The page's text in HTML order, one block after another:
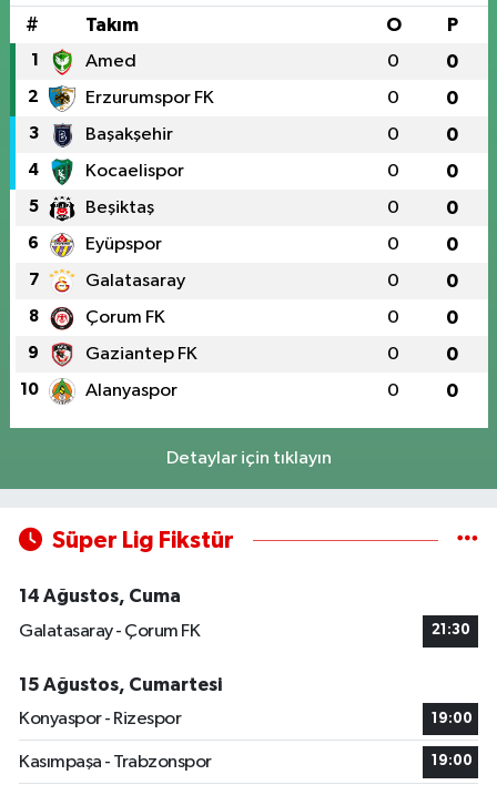
# Takım O P
1 Amed 0 0
2 Erzurumspor FK 0 0
3 Başakşehir 0 0
4 Kocaelispor 0 0
5 Beşiktaş 0 0
6 Eyüpspor 0 0
7 Galatasaray 0 0
8 Çorum FK 0 0
9 Gaziantep FK 0 0
10 Alanyaspor 0 0
Detaylar için tıklayın
Süper Lig Fikstür
14 Ağustos, Cuma
Galatasaray - Çorum FK
21:30
15 Ağustos, Cumartesi
Konyaspor - Rizespor
19:00
Kasımpaşa - Trabzonspor 19:00